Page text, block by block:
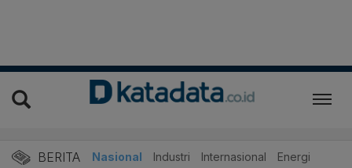
BERITA Nasional Industri Internasional Energi